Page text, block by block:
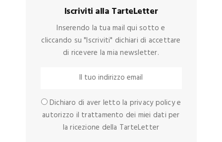
Iscriviti alla TarteLetter
Inserendo la tua mail qui sotto e
cliccando su "Iscriviti" dichiari di accettare
di ricevere la mia newsletter.
Dichiaro di aver letto la privacy policy e
autorizzo il trattamento dei miei dati per
la ricezione della TarteLetter